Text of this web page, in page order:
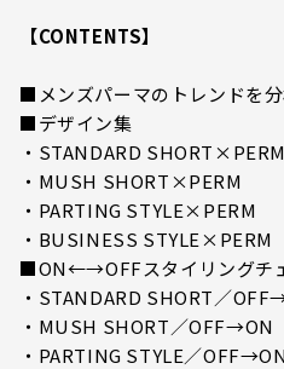
【CONTENTS】
■メンズパーマのトレンドを
■デザイン集
・STANDARD SHORT×PERM
・MUSH SHORT×PERM
・PARTING STYLE×PERM
・BUSINESS STYLE×PERM
■ON←→OFFスタイリングチ
・STANDARD SHORT／
・MUSH SHORT／OFF→ON
・PARTING STYLE／OFF→ON